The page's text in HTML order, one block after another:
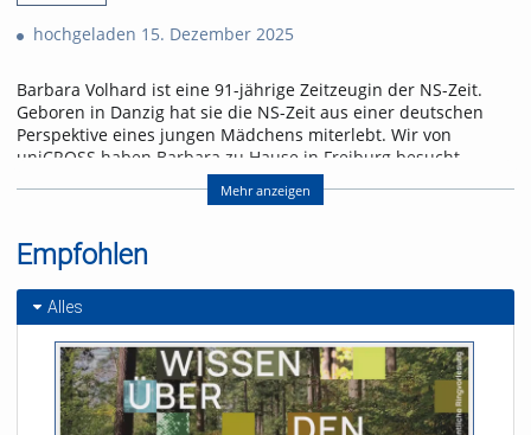
hochgeladen 15. Dezember 2025
Barbara Volhard ist eine 91-jährige Zeitzeugin der NS-Zeit.
Geboren in Danzig hat sie die NS-Zeit aus einer deutschen
Perspektive eines jungen Mädchens miterlebt. Wir von
uniCROSS haben Barbara zu Hause in Freiburg besucht.
Dabei erzählt sie uns von den Erinnerungen ihrer Kindheit
hin zu ihren Eindrücken im erwachsenen Alter.
Referent/in:
Andreas Nagel
Mehr anzeigen
Empfohlen
Alles